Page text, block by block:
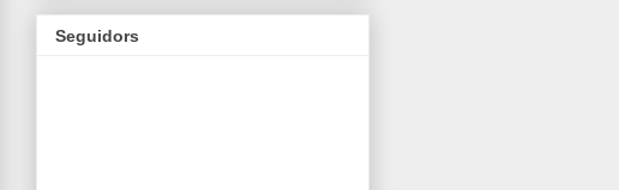
Seguidors